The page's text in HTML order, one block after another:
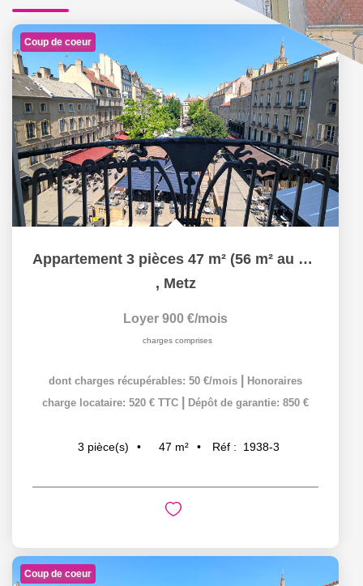
Coup de coeur
Appartement 3 pièces 47 m² (56 m² au sol) à louer à METZ...
, Metz
Loyer 900 €/mois
charges comprises
dont charges récupérables: 50 €/mois
Honoraires
charge locataire: 520 € TTC
Dépôt de garantie: 850 €
3 pièce(s) 47 m² Réf : 1938-3
Coup de coeur